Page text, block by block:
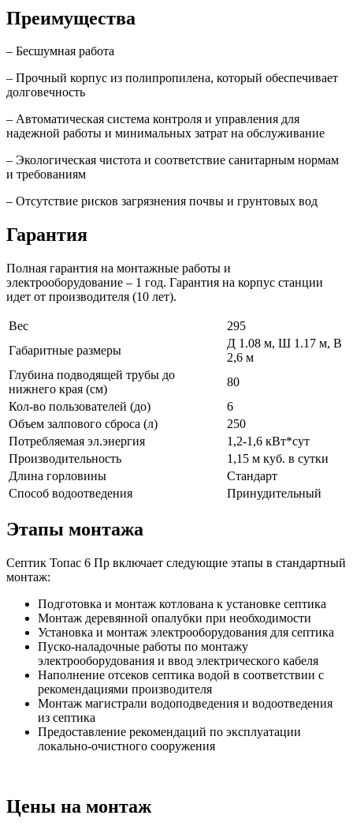
Преимущества
– Бесшумная работа
– Прочный корпус из полипропилена, который обеспечивает
долговечность
– Автоматическая система контроля и управления для
надежной работы и минимальных затрат на обслуживание
– Экологическая чистота и соответствие санитарным нормам
и требованиям
– Отсутствие рисков загрязнения почвы и грунтовых вод
Гарантия
Полная гарантия на монтажные работы и
электрооборудование – 1 год. Гарантия на корпус станции
идет от производителя (10 лет).
Вес
295
Габаритные размеры
Д 1.08 м, Ш 1.17 м, В
2,6 м
Глубина подводящей трубы до
нижнего края (см)
80
Кол-во пользователей (до)
6
Объем залпового сброса (л)
250
Потребляемая эл.энергия
1,2-1,6 кВт*сут
Производительность
1,15 м куб. в сутки
Длина горловины
Стандарт
Способ водоотведения
Принудительный
Этапы монтажа
Септик Топас 6 Пр включает следующие этапы в стандартный
монтаж:
Подготовка и монтаж котлована к установке септика
Монтаж деревянной опалубки при необходимости
Установка и монтаж электрооборудования для септика
Пуско-наладочные работы по монтажу
электрооборудования и ввод электрического кабеля
Наполнение отсеков септика водой в соответствии с
рекомендациями производителя
Монтаж магистрали водоподведения и водоотведения
из септика
Предоставление рекомендаций по эксплуатации
локально-очистного сооружения
Цены на монтаж